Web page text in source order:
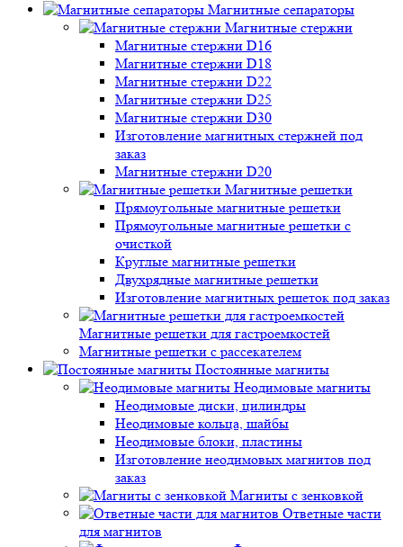
Магнитные сепараторы
Магнитные стержни
Магнитные стержни D16
Магнитные стержни D18
Магнитные стержни D22
Магнитные стержни D25
Магнитные стержни D30
Изготовление магнитных стержней под
заказ
Магнитные стержни D20
Магнитные решетки
Прямоугольные магнитные решетки
Прямоугольные магнитные решетки с
очисткой
Круглые магнитные решетки
Двухрядные магнитные решетки
Изготовление магнитных решеток под заказ
Магнитные решетки для гастроемкостей
Магнитные решетки с рассекателем
Постоянные магниты
Неодимовые магниты
Неодимовые диски, цилиндры
Неодимовые кольца, шайбы
Неодимовые блоки, пластины
Изготовление неодимовых магнитов под
заказ
Магниты с зенковкой
Ответные части
для магнитов